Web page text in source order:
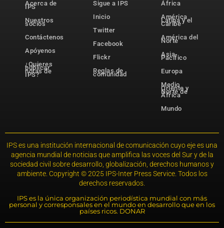
Acerca de
IPS
Nuestros
socios
Contáctenos
Apóyenos
¿Quieres
publicar
notas de
IPS?
Sigue a IPS
Inicio
Twitter
Facebook
Flickr
Reglas de
comunidad
África
América
Latina y el
Caribe
América del
Norte
Asia-
Pacífico
Europa
Medio
Oriente y
Norte de
África
Mundo
IPS es una institución internacional de comunicación cuyo eje es una
agencia mundial de noticias que amplifica las voces del Sur y de la
sociedad civil sobre desarrollo, globalización, derechos humanos y
ambiente. Copyright © 2025 IPS-Inter Press Service. Todos los
derechos reservados.
IPS es la única organización periodística mundial con más
personal y corresponsales en el mundo en desarrollo que en los
países ricos. DONAR